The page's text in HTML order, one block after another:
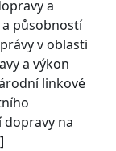
a
působností
v oblasti
a výkon
linkové
dopravy na